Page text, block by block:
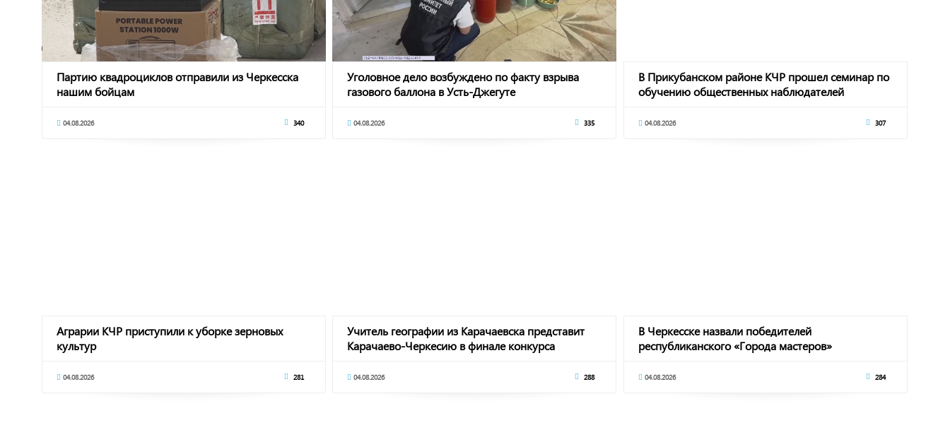
Партию квадроциклов отправили из Черкесска
нашим бойцам
04.08.2026 340
Уголовное дело возбуждено по факту взрыва
газового баллона в Усть-Джегуте
04.08.2026 335
В Прикубанском районе КЧР прошел семинар по
обучению общественных наблюдателей
04.08.2026 307
Аграрии КЧР приступили к уборке зерновых
культур
04.08.2026 281
Учитель географии из Карачаевска представит
Карачаево-Черкесию в финале конкурса
04.08.2026 288
В Черкесске назвали победителей
республиканского «Города мастеров»
04.08.2026 284